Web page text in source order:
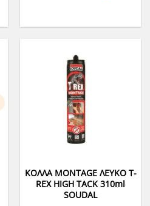
ΚΟΛΛA MONTAGE ΛΕΥΚΟ T-
REX HIGH TACK 310ml
SOUDAL